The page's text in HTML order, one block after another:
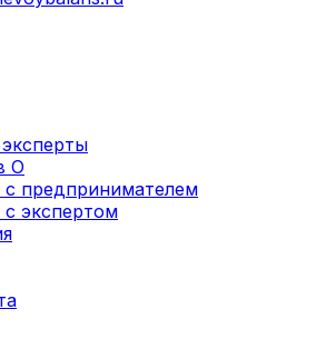
О
предпринимателем
экспертом